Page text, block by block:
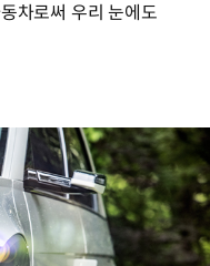
차로써 우리 눈에도